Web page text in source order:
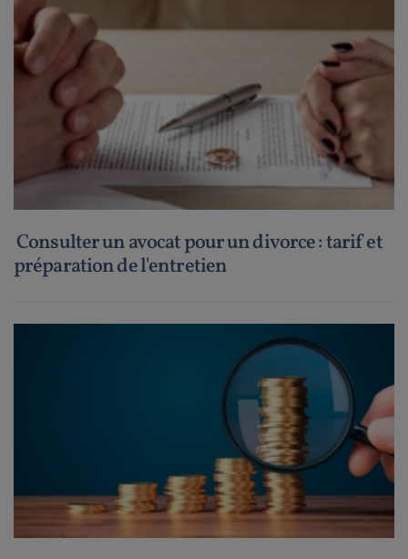
Consulter un avocat pour un divorce : tarif et
préparation de l'entretien